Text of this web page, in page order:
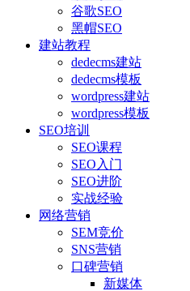
谷歌SEO
黑帽SEO
建站教程
dedecms建站
dedecms模板
wordpress建站
wordpress模板
SEO培训
SEO课程
SEO入门
SEO进阶
实战经验
网络营销
SEM竞价
SNS营销
口碑营销
新媒体